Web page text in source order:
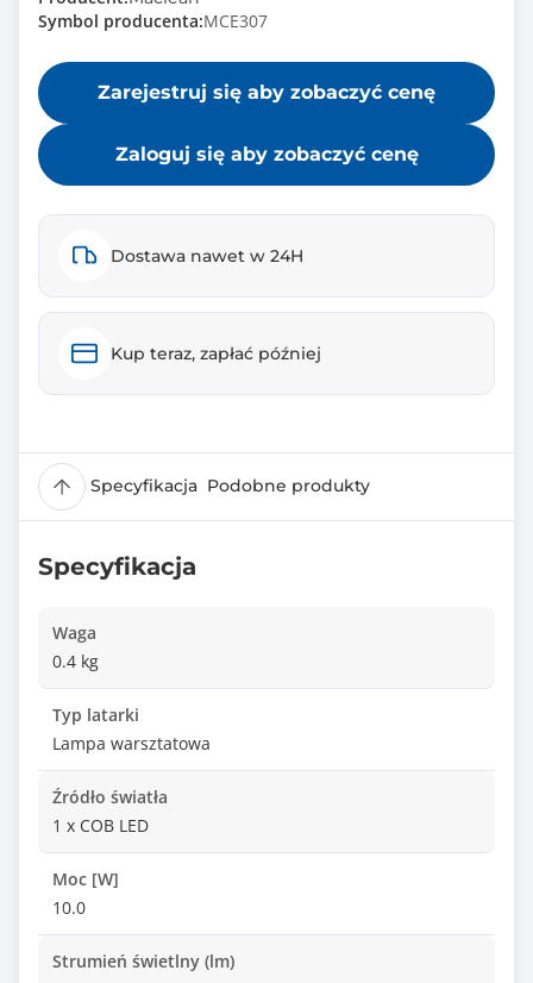
Symbol producenta:MCE307
Zarejestruj się aby zobaczyć cenę
Zaloguj się aby zobaczyć cenę
Dostawa nawet w 24H
Kup teraz, zapłać później
Specyfikacja Podobne produkty
Specyfikacja
Waga
0.4 kg
Typ latarki
Lampa warsztatowa
Źródło światła
1 x COB LED
Moc [W]
10.0
Strumień świetlny (lm)